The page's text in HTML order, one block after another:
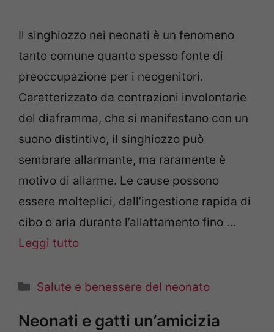
Il singhiozzo nei neonati è un fenomeno
tanto comune quanto spesso fonte di
preoccupazione per i neogenitori.
Caratterizzato da contrazioni involontarie
del diaframma, che si manifestano con un
suono distintivo, il singhiozzo può
sembrare allarmante, ma raramente è
motivo di allarme. Le cause possono
essere molteplici, dall’ingestione rapida di
cibo o aria durante l’allattamento fino …
Leggi tutto
Categorie
Salute e benessere del neonato
Neonati e gatti un’amicizia